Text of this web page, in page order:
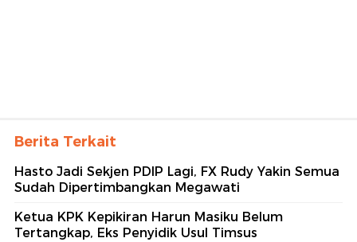
Berita Terkait
Hasto Jadi Sekjen PDIP Lagi, FX Rudy Yakin Semua
Sudah Dipertimbangkan Megawati
Ketua KPK Kepikiran Harun Masiku Belum
Tertangkap, Eks Penyidik Usul Timsus